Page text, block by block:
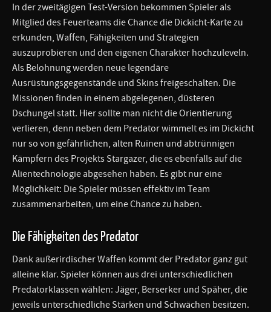
In der zweitägigen Test-Version bekommen Spieler als
Mitglied des Feuerteams die Chance die Dickicht-Karte zu
erkunden, Waffen, Fähigkeiten und Strategien
auszuprobieren und den eigenen Charakter hochzuleveln.
Als Belohnung werden neue legendäre
Ausrüstungsgegenstände und Skins freigeschalten. Die
Missionen finden in einem abgelegenen, düsteren
Dschungel statt. Hier sollte man nicht die Orientierung
verlieren, denn neben dem Predator wimmelt es im Dickicht
nur so von gefährlichen, alten Ruinen und abtrünnigen
Kämpfern des Projekts Stargazer, die es ebenfalls auf die
Alientechnologie abgesehen haben. Es gibt nur eine
Möglichkeit: Die Spieler müssen effektiv im Team
zusammenarbeiten, um eine Chance zu haben.
Die Fähigkeiten des Predator
Dank außerirdischer Waffen kommt der Predator ganz gut
alleine klar. Spieler können aus drei unterschiedlichen
Predatorklassen wählen: Jäger, Berserker und Späher, die
jeweils unterschiedliche Stärken und Schwächen besitzen.